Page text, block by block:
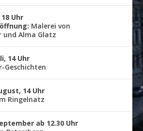
Uhr
Malerei von
und Alma Glatz
14 Uhr
Geschichten
14 Uhr
Ringelnatz
ab 12.30 Uhr